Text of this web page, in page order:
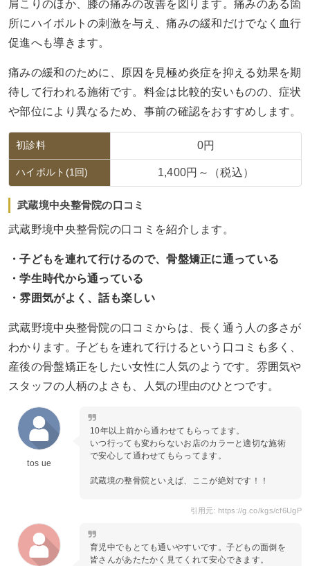
肩こりのほか、膝の痛みの改善を図ります。痛みのある箇
所にハイボルトの刺激を与え、痛みの緩和だけでなく血行
促進へも導きます。
痛みの緩和のために、原因を見極め炎症を抑える効果を期
待して行われる施術です。料金は比較的安いものの、症状
や部位により異なるため、事前の確認をおすすめします。
初診料 0円
ハイボルト(1回) 1,400円～（税込）
武蔵境中央整骨院の口コミ
武蔵野境中央整骨院の口コミを紹介します。
・子どもを連れて行けるので、骨盤矯正に通っている
・学生時代から通っている
・雰囲気がよく、話も楽しい
武蔵野境中央整骨院の口コミからは、長く通う人の多さが
わかります。子どもを連れて行けるという口コミも多く、
産後の骨盤矯正をしたい女性に人気のようです。雰囲気や
スタッフの人柄のよさも、人気の理由のひとつです。
tos ue
10年以上前から通わせてもらってます。
いつ行っても変わらないお店のカラーと適切な施術
で安心して通わせてもらってます。
武蔵境の整骨院といえば、ここが絶対です！！
引用元: https://g.co/kgs/cf6UgP
育児中でもとても通いやすいです。子どもの面倒を
皆さんがあたたかく見てくれて安心できます。